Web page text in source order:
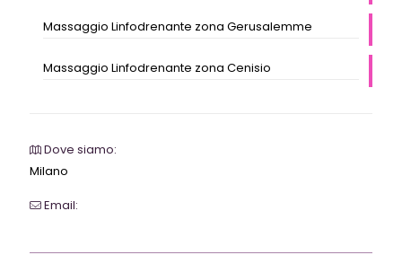
Massaggio Linfodrenante zona Gerusalemme
Massaggio Linfodrenante zona Cenisio
Dove siamo:
Milano
Email: